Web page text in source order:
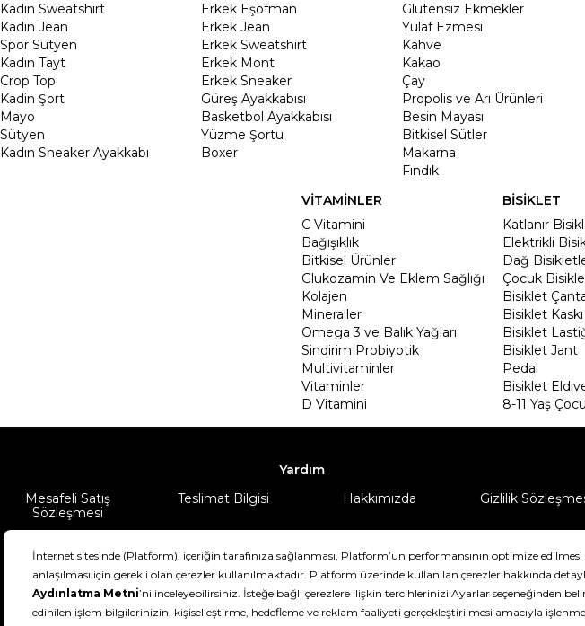
Kadın Sweatshirt
Kadın Jean
Spor Sütyen
Kadın Tayt
Crop Top
Kadin Şort
Mayo
Sütyen
Kadın Sneaker Ayakkabı
Erkek Eşofman
Erkek Jean
Erkek Sweatshirt
Erkek Mont
Erkek Sneaker
Güreş Ayakkabısı
Basketbol Ayakkabısı
Yüzme Şortu
Boxer
Glutensiz Ekmekler
Yulaf Ezmesi
Kahve
Kakao
Çay
Propolis ve Arı Ürünleri
Besin Mayası
Bitkisel Sütler
Makarna
Fındık
VİTAMİNLER
C Vitamini
Bağışıklık
Bitkisel Ürünler
Glukozamin Ve Eklem Sağlığı
Kolajen
Mineraller
Omega 3 ve Balık Yağları
Sindirim Probiyotik
Multivitaminler
Vitaminler
D Vitamini
BİSİKLET
Katlanır
Elektrikli
Dağ
Çocuk
Bisiklet
Bisiklet Kaskı
Bisiklet
Bisiklet Jant
Pedal
Bisiklet
8-11 Yaş
Yardım
Mesafeli Satış
Sözleşmesi
Teslimat Bilgisi Hakkımızda Gizlilik